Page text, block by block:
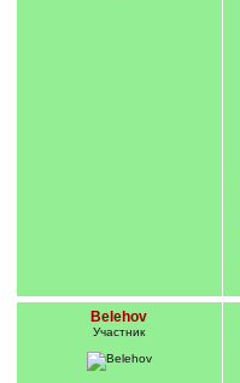
Belehov
Участник